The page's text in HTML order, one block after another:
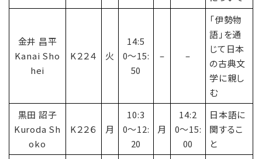
金井 昌平
Kanai Sho
hei
K２２４ 火
14:5
0〜15:
50
– –
「伊勢物
語」を通
じて日本
の古典文
学に親し
む
黒田 詔子
Kuroda Sh
oko
K２２６ 月
10:3
0〜12:
20
月
14:2
0〜15:
00
日本語に
関するこ
と